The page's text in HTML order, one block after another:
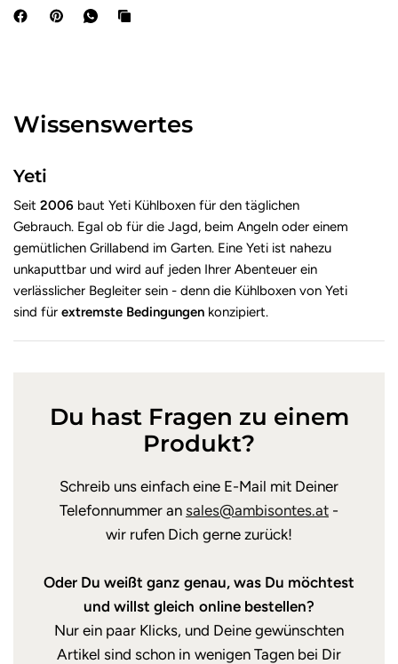
Wissenswertes
Yeti
Seit2006 baut Yeti Kühlboxen für den täglichen
Gebrauch. Egal ob für die Jagd, beim Angeln oder einem
gemütlichen Grillabend im Garten. Eine Yeti ist nahezu
unkaputtbar und wird auf jeden Ihrer Abenteuer ein
verlässlicher Begleiter sein - denn die Kühlboxen von Yeti
sind fürextremste Bedingungen konzipiert.
Du hast Fragen zu einem
Produkt?
Schreib uns einfach eine E-Mail mit Deiner
Telefonnummer an sales@ambisontes.at -
wir rufen Dich gerne zurück!
Oder Du weißt ganz genau, was Du möchtest
und willst gleich online bestellen?
Nur ein paar Klicks, und Deine gewünschten
Artikel sind schon in wenigen Tagen bei Dir